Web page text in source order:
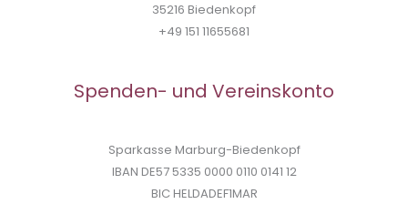
35216 Biedenkopf
+49 151 11655681
Spenden- und Vereinskonto
Sparkasse Marburg-Biedenkopf
IBAN DE57 5335 0000 0110 0141 12
BIC HELDADEF1MAR